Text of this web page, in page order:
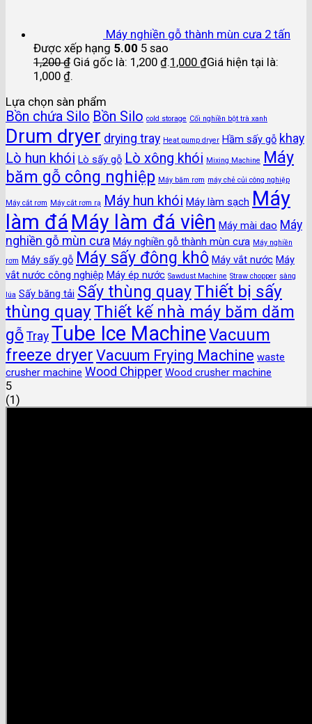
Máy nghiền gỗ thành mùn cưa 2 tấn
Được xếp hạng 5.00 5 sao
1,200₫ Giá gốc là: 1,200 ₫.1,000 ₫Giá hiện tại là:
1,000 ₫.
Lựa chọn sàn phẩm
Bồn chứa Silo Bồn Silo cold storage Cối nghiền bột trà xanh
Drum dryer drying tray Heat pump dryer Hầm sấy gỗ khay
Lò hun khói Lò sấy gỗ Lò xông khói Mixing Machine Máy
băm gỗ công nghiệp Máy băm rơm máy chẻ củi công nghiệp
Máy cắt rơm Máy cắt rơm rạ Máy hun khói Máy làm sạch Máy
làm đá Máy làm đá viên Máy mài dao Máy
nghiền gỗ mùn cưa Máy nghiền gỗ thành mùn cưa Máy nghiền
rơm Máy sấy gỗ Máy sấy đông khô Máy vắt nước Máy
vắt nước công nghiệp Máy ép nước Sawdust Machine Straw chopper sàng
lúa Sấy băng tải Sấy thùng quayThiết bị sấy
thùng quayThiết kế nhà máy băm dăm
gỗ Tray Tube Ice MachineVacuum
freeze dryer Vacuum Frying Machine waste
crusher machine Wood Chipper Wood crusher machine
5
(1)